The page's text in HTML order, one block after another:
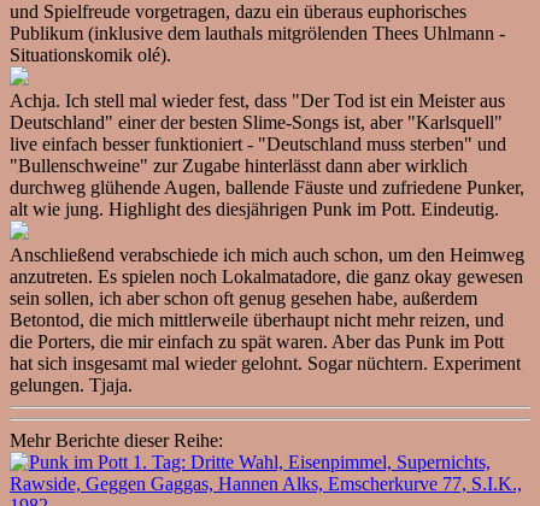
und Spielfreude vorgetragen, dazu ein überaus euphorisches
Publikum (inklusive dem lauthals mitgrölenden Thees Uhlmann -
Situationskomik olé).
Achja. Ich stell mal wieder fest, dass "Der Tod ist ein Meister aus
Deutschland" einer der besten Slime-Songs ist, aber "Karlsquell"
live einfach besser funktioniert - "Deutschland muss sterben" und
"Bullenschweine" zur Zugabe hinterlässt dann aber wirklich
durchweg glühende Augen, ballende Fäuste und zufriedene Punker,
alt wie jung. Highlight des diesjährigen Punk im Pott. Eindeutig.
Anschließend verabschiede ich mich auch schon, um den Heimweg
anzutreten. Es spielen noch Lokalmatadore, die ganz okay gewesen
sein sollen, ich aber schon oft genug gesehen habe, außerdem
Betontod, die mich mittlerweile überhaupt nicht mehr reizen, und
die Porters, die mir einfach zu spät waren. Aber das Punk im Pott
hat sich insgesamt mal wieder gelohnt. Sogar nüchtern. Experiment
gelungen. Tjaja.
Mehr Berichte dieser Reihe: